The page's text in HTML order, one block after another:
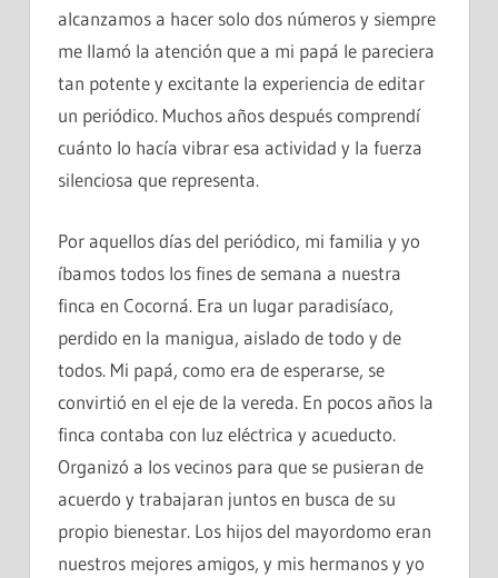
alcanzamos a hacer solo dos números y siempre
me llamó la atención que a mi papá le pareciera
tan potente y excitante la experiencia de editar
un periódico. Muchos años después comprendí
cuánto lo hacía vibrar esa actividad y la fuerza
silenciosa que representa.
Por aquellos días del periódico, mi familia y yo
íbamos todos los fines de semana a nuestra
finca en Cocorná. Era un lugar paradisíaco,
perdido en la manigua, aislado de todo y de
todos. Mi papá, como era de esperarse, se
convirtió en el eje de la vereda. En pocos años la
finca contaba con luz eléctrica y acueducto.
Organizó a los vecinos para que se pusieran de
acuerdo y trabajaran juntos en busca de su
propio bienestar. Los hijos del mayordomo eran
nuestros mejores amigos, y mis hermanos y yo